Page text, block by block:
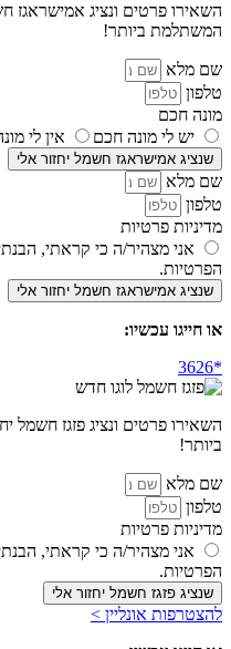
השאירו פרטים ונציג אמישראגז
המשתלמת ביותר!
שם מלא
טלפון
מונה חכם
יש לי מונה חכם
אין לי
שנציג אמישראגז חשמל יחזור אלי
שם מלא
טלפון
מדיניות פרטיות
אני מצהיר/ה כי קראתי,
הפרטיות.
שנציג אמישראגז חשמל יחזור אלי
או חייגו עכשיו:
השאירו פרטים ונציג פזגז
ביותר!
שם מלא
טלפון
מדיניות פרטיות
אני מצהיר/ה כי קראתי,
הפרטיות.
שנציג פזגז חשמל יחזור אלי
להצטרפות אונליין >